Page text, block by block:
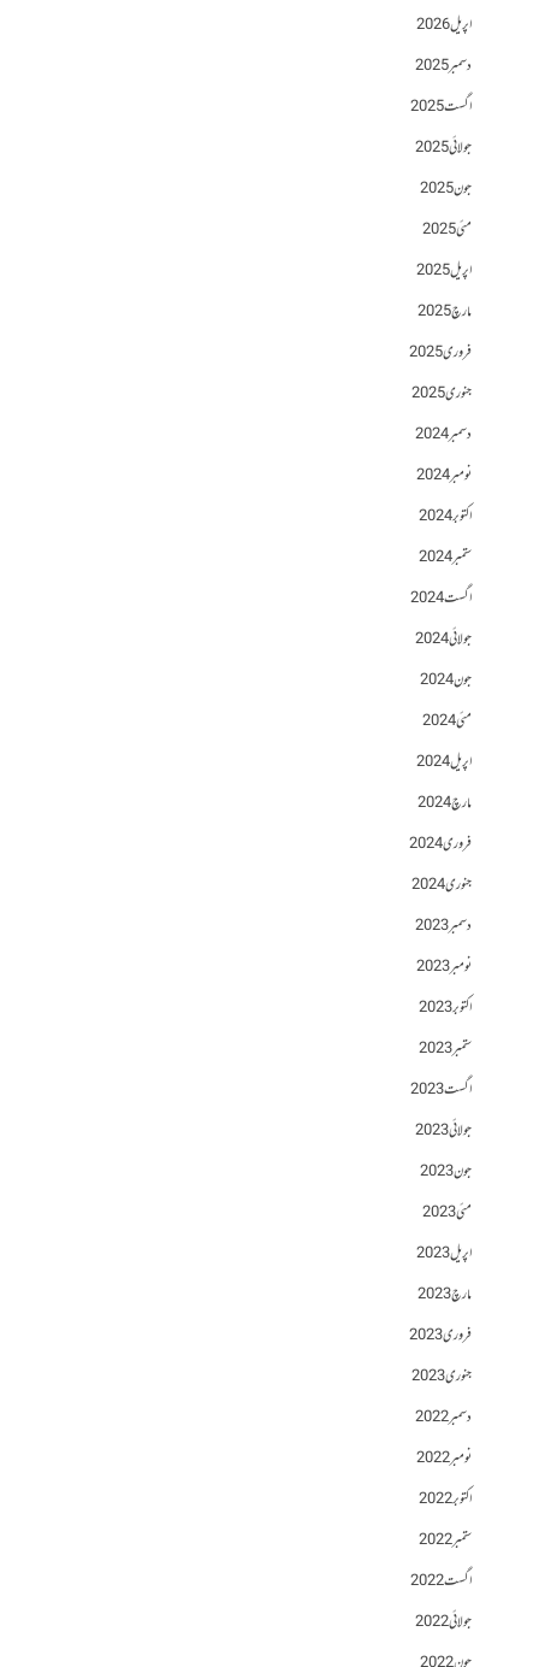
اپریل 2026
دسمبر 2025
اگست 2025
جولائی 2025
جون 2025
مئی 2025
اپریل 2025
مارچ 2025
فروری 2025
جنوری 2025
دسمبر 2024
نومبر 2024
اکتوبر 2024
ستمبر 2024
اگست 2024
جولائی 2024
جون 2024
مئی 2024
اپریل 2024
مارچ 2024
فروری 2024
جنوری 2024
دسمبر 2023
نومبر 2023
اکتوبر 2023
ستمبر 2023
اگست 2023
جولائی 2023
جون 2023
مئی 2023
اپریل 2023
مارچ 2023
فروری 2023
جنوری 2023
دسمبر 2022
نومبر 2022
اکتوبر 2022
ستمبر 2022
اگست 2022
جولائی 2022